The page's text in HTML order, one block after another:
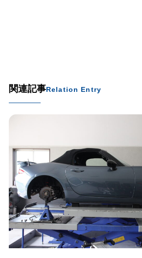
関連記事Relation Entry